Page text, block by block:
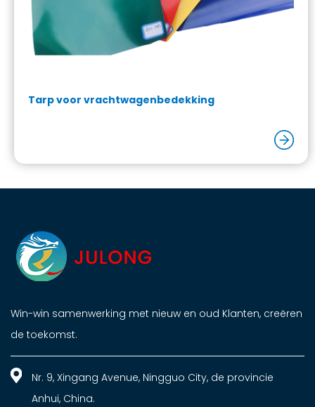
Tarp voor vrachtwagenbedekking
Win-win samenwerking met nieuw en oud Klanten, creëren
de toekomst.
Nr. 9, Xingang Avenue, Ningguo City, de provincie
Anhui, China.